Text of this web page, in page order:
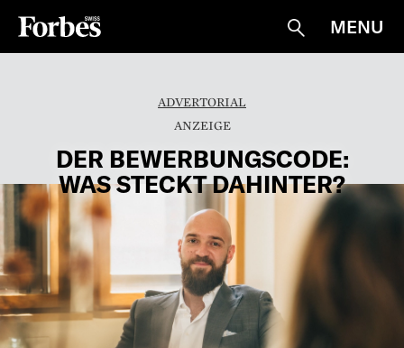
Suche
MENU
ADVERTORIAL
DER BEWERBUNGSCODE:
WAS STECKT DAHINTER?